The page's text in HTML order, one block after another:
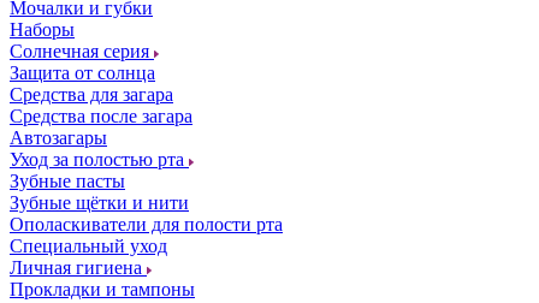
Мочалки и губки
Наборы
Солнечная серия
Защита от солнца
Средства для загара
Средства после загара
Автозагары
Уход за полостью рта
Зубные пасты
Зубные щётки и нити
Ополаскиватели для полости рта
Специальный уход
Личная гигиена
Прокладки и тампоны